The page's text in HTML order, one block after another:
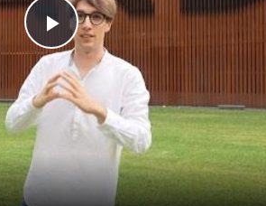
Play
Video